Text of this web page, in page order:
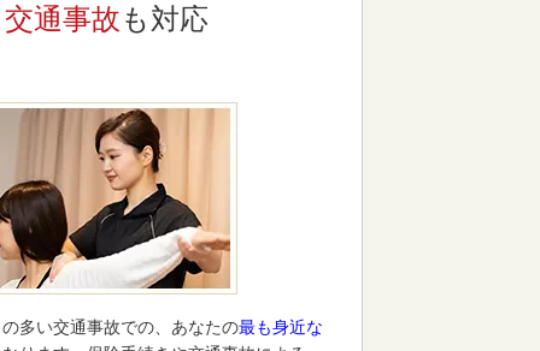
交通事故も対応
多い交通事故での、あなたの最も身近な